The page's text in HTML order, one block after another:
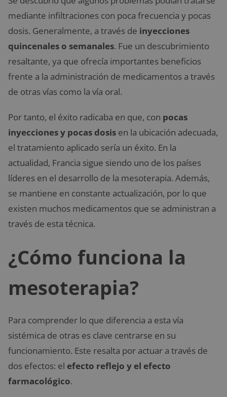
mediante infiltraciones con poca frecuencia y pocas
dosis. Generalmente, a través de inyecciones
quincenales o semanales. Fue un descubrimiento
resaltante, ya que ofrecía importantes beneficios
frente a la administración de medicamentos a través
de otras vías como la vía oral.
Por tanto, el éxito radicaba en que, con pocas
inyecciones y pocas dosis en la ubicación adecuada,
el tratamiento aplicado sería un éxito. En la
actualidad, Francia sigue siendo uno de los países
líderes en el desarrollo de la mesoterapia. Además,
se mantiene en constante actualización, por lo que
existen muchos medicamentos que se administran a
través de esta técnica.
¿Cómo funciona la
mesoterapia?
Para comprender lo que diferencia a esta vía
sistémica de otras es clave centrarse en su
funcionamiento. Este resalta por actuar a través de
dos efectos: el efecto reflejo y el efecto
farmacológico.